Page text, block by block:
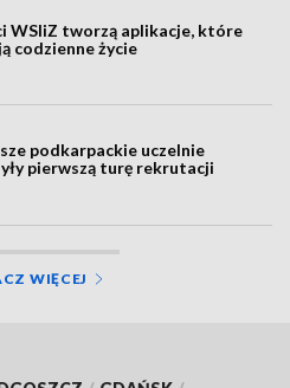
WSIiZ tworzą aplikacje, które
codzienne życie
podkarpackie uczelnie
pierwszą turę rekrutacji
WIĘCEJ